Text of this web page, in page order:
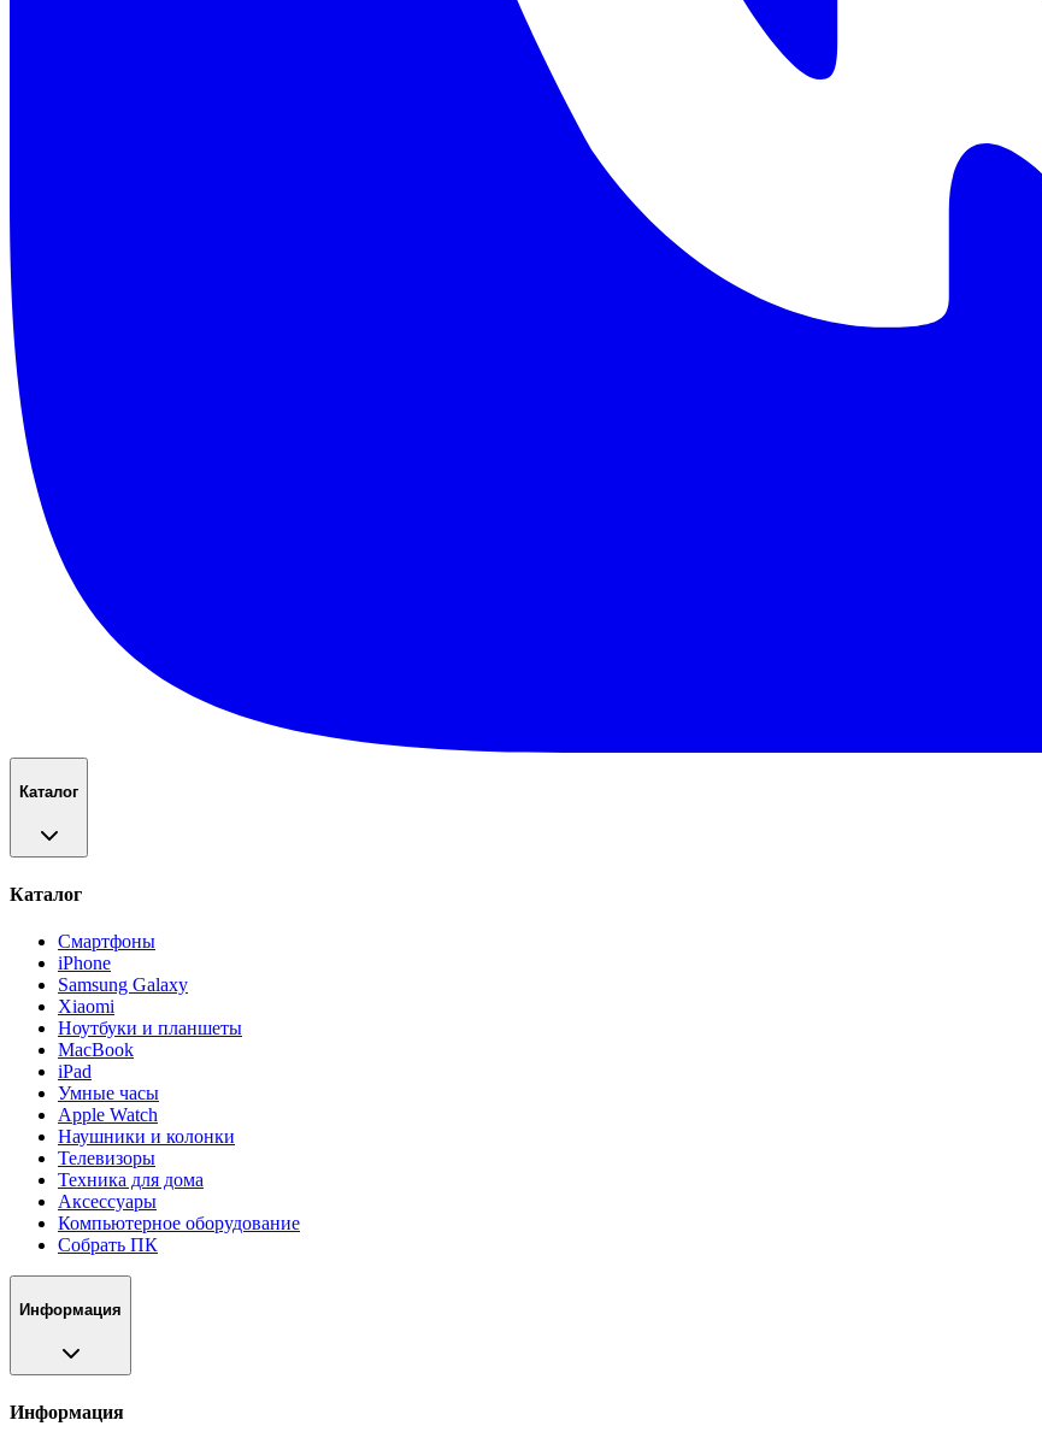
Каталог
Каталог
Смартфоны
iPhone
Samsung Galaxy
Xiaomi
Ноутбуки и планшеты
MacBook
iPad
Умные часы
Apple Watch
Наушники и колонки
Телевизоры
Техника для дома
Аксессуары
Компьютерное оборудование
Собрать ПК
Информация
Информация